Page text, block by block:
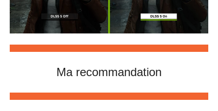
Ma recommandation